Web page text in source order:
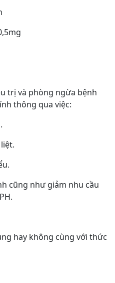
trị và phòng ngừa bệnh
thông qua việc:
cũng như giảm nhu cầu
hay không cùng với thức